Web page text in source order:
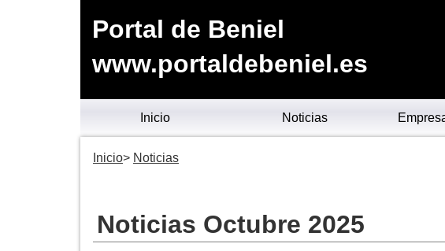
Portal de Beniel
www.portaldebeniel.es
Inicio Noticias
Inicio Noticias
Noticias Octubre 2025